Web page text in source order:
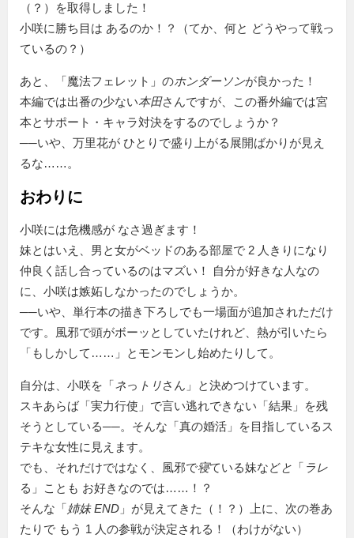
（？）を取得しました！
小咲に勝ち目は あるのか！？（てか、何と どうやって戦っ
ているの？）
あと、 魔法フェレット のホンダーソンが良かった！
本編では出番の少ない本田さんですが、この番外編では宮
本とサポート・キャラ対決をするのでしょうか？
──いや、万里花が ひとりで盛り上がる展開ばかりが見え
るな……。
おわりに
小咲には危機感が なさ過ぎます！
妹とはいえ、男と女がベッドのある部屋で 2 人きりになり
仲良く話し合っているのはマズい！ 自分が好きな人なの
に、小咲は嫉妬しなかったのでしょうか。
──いや、単行本の描き下ろしでも一場面が追加されただけ
です。風邪で頭がボーッとしていたけれど、熱が引いたら
「もしかして……」とモンモンし始めたりして。
自分は、小咲を「ネっ トリさん」と決めつけています。
スキあらば「実力行使」で言い逃れできない「結果」を残
そうとしている──。そんな「真の婚活」を目指しているス
テキな女性に見えます。
でも、それだけではなく、風邪で寝ている妹などと 「 ラレ
る」ことも お好きなのでは……！？
そんな「姉妹 END 」が見えてきた（！？）上に、次の巻あ
たりで もう 1 人の参戦が決定される！（わけがない）